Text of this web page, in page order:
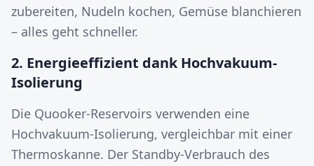
zubereiten, Nudeln kochen, Gemüse blanchieren
– alles geht schneller.
2. Energieeffizient dank Hochvakuum-
Isolierung
Die Quooker-Reservoirs verwenden eine
Hochvakuum-Isolierung, vergleichbar mit einer
Thermoskanne. Der Standby-Verbrauch des